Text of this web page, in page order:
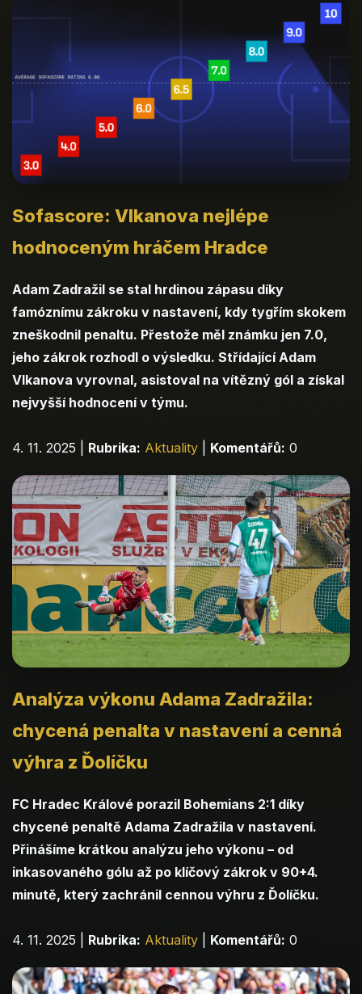
Sofascore: Vlkanova nejlépe
hodnoceným hráčem Hradce
Adam Zadražil se stal hrdinou zápasu díky
famóznímu zákroku v nastavení, kdy tygřím skokem
zneškodnil penaltu. Přestože měl známku jen 7.0,
jeho zákrok rozhodl o výsledku. Střídající Adam
Vlkanova vyrovnal, asistoval na vítězný gól a získal
nejvyšší hodnocení v týmu.
4. 11. 2025 Rubrika: Aktuality Komentářů: 0
Analýza výkonu Adama Zadražila:
chycená penalta v nastavení a cenná
výhra z Ďolíčku
FC Hradec Králové porazil Bohemians 2:1 díky
chycené penaltě Adama Zadražila v nastavení.
Přinášíme krátkou analýzu jeho výkonu – od
inkasovaného gólu až po klíčový zákrok v 90+4.
minutě, který zachránil cennou výhru z Ďolíčku.
4. 11. 2025 Rubrika: Aktuality Komentářů: 0